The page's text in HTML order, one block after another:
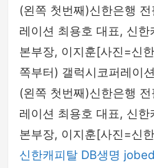
(왼쪽 첫번째)신한은행
레이션 최용호 대표, 신
본부장, 이지훈[사진=신
쪽부터) 갤럭시코퍼레이
(왼쪽 첫번째)신한은행
레이션 최용호 대표, 신
본부장, 이지훈[사진=신
신한캐피탈 DB생명